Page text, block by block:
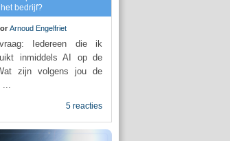
bedrijf?
Arnoud Engelfriet
Iedereen die ik
inmiddels AI op de
zijn volgens jou de
...
5 reacties